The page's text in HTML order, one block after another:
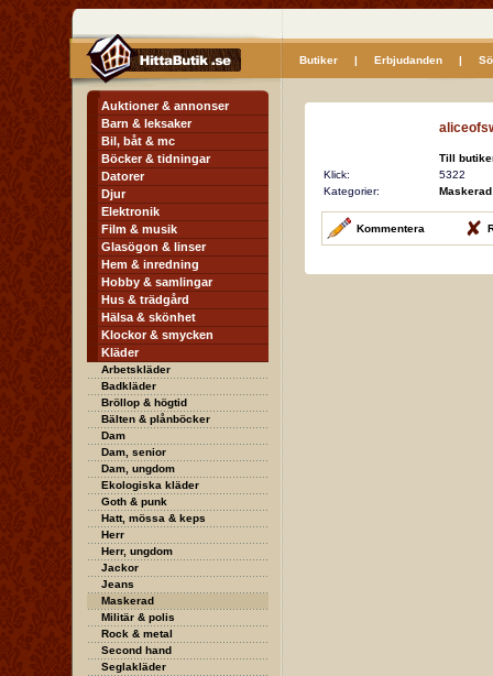
Butiker| Erbjudanden|
Auktioner & annonser
Barn & leksaker
Bil, båt & mc
Böcker & tidningar
Datorer
Djur
Elektronik
Film & musik
Glasögon & linser
Hem & inredning
Hobby & samlingar
Hus & trädgård
Hälsa & skönhet
Klockor & smycken
Kläder
Arbetskläder
Badkläder
Bröllop & högtid
Bälten & plånböcker
Dam
Dam, senior
Dam, ungdom
Ekologiska kläder
Goth & punk
Hatt, mössa & keps
Herr
Herr, ungdom
Jackor
Jeans
Maskerad
Militär & polis
Rock & metal
Second hand
Seglakläder
Till
Klick:
5322
Kategorier:
Maskerad
Kommentera